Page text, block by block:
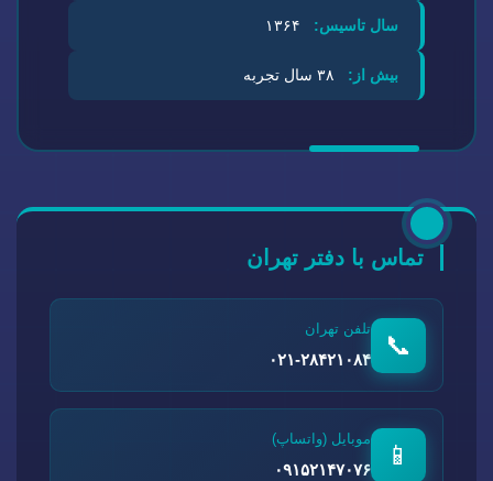
سال تاسیس:
بیش از:
تماس با دفتر تهران
📞
تلفن تهران
۰۲۱-۲۸۴۲۱۰۸۴
📱
موبایل (واتساپ)
۰۹۱۵۲۱۴۷۰۷۶